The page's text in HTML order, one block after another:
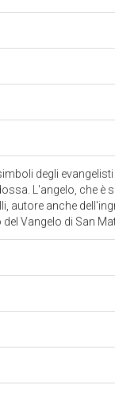
degli
L'angelo, che è
autore anche
Vangelo di San